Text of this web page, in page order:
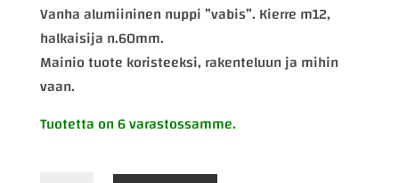
Vanha alumiininen nuppi ”vabis”. Kierre m12,
halkaisija n.60mm.
Mainio tuote koristeeksi, rakenteluun ja mihin
vaan.
Tuotetta on 6 varastossamme.